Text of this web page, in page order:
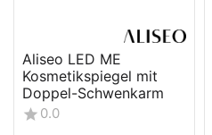
Aliseo LED ME
Kosmetikspiegel mit
Doppel-Schwenkarm
0.0